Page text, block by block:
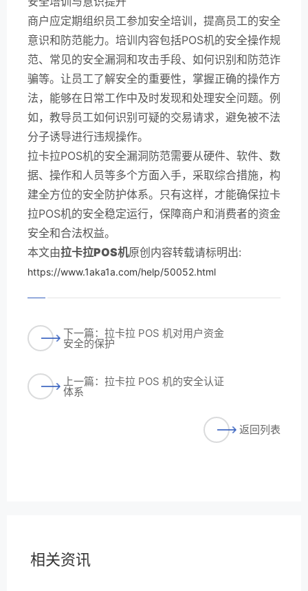
商户应定期组织员工参加安全培训，提高员工的安全
意识和防范能力。培训内容包括POS机的安全操作规
范、常见的安全漏洞和攻击手段、如何识别和防范诈
骗等。让员工了解安全的重要性，掌握正确的操作方
法，能够在日常工作中及时发现和处理安全问题。例
如，教导员工如何识别可疑的交易请求，避免被不法
分子诱导进行违规操作。
拉卡拉POS机的安全漏洞防范需要从硬件、软件、数
据、操作和人员等多个方面入手，采取综合措施，构
建全方位的安全防护体系。只有这样，才能确保拉卡
拉POS机的安全稳定运行，保障商户和消费者的资金
安全和合法权益。
本文由拉卡拉POS机原创内容转载请标明出:
https://www.1aka1a.com/help/50052.html
下一篇：拉卡拉 POS 机对用户资金
安全的保护
上一篇：拉卡拉 POS 机的安全认证
体系
返回列表
相关资讯